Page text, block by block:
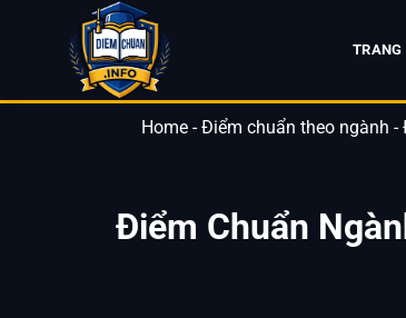
dung
TRANG
Home -Điểm chuẩn theo ngành -
Điểm Chuẩn